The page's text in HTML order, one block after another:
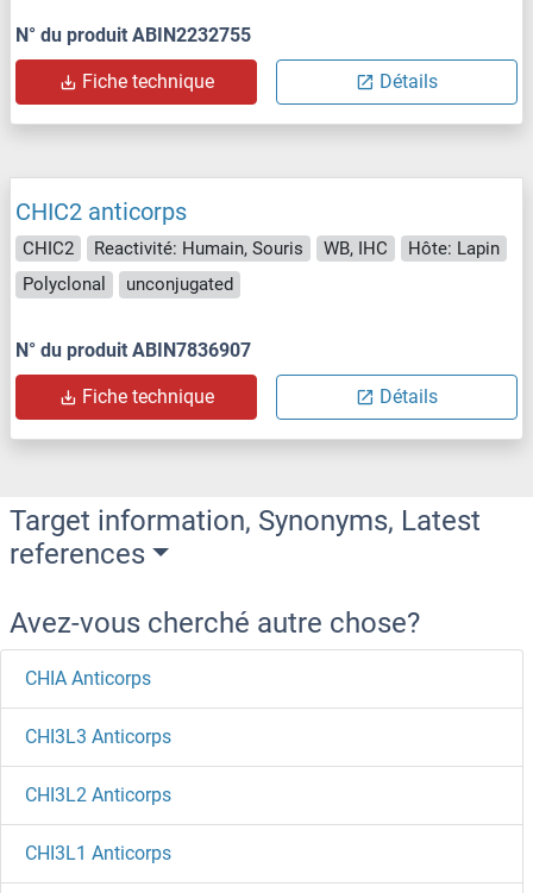
N° du produit ABIN2232755
Fiche technique Détails
CHIC2 anticorps
CHIC2 Reactivité: Humain, Souris WB, IHC
Hôte: Lapin
Polyclonal
unconjugated
N° du produit ABIN7836907
Fiche technique Détails
Target information, Synonyms, Latest
references
Avez-vous cherché autre chose?
CHIA Anticorps
CHI3L3 Anticorps
CHI3L2 Anticorps
CHI3L1 Anticorps